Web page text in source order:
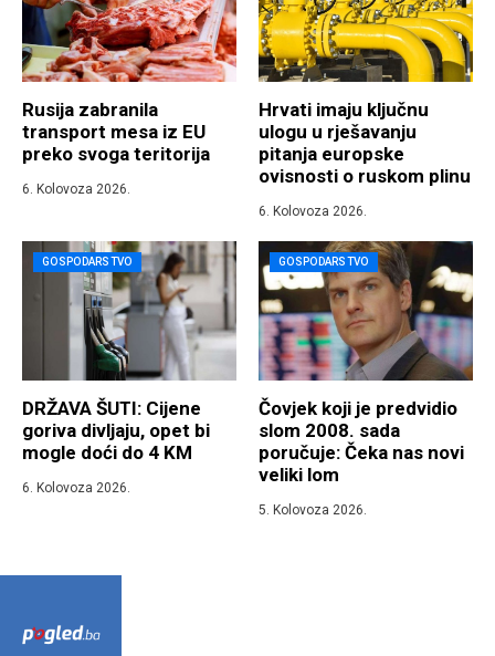
Rusija zabranila
transport mesa iz EU
preko svoga teritorija
6. Kolovoza 2026.
Hrvati imaju ključnu
ulogu u rješavanju
pitanja europske
ovisnosti o ruskom plinu
6. Kolovoza 2026.
GOSPODARSTVO
DRŽAVA ŠUTI: Cijene
goriva divljaju, opet bi
mogle doći do 4 KM
6. Kolovoza 2026.
GOSPODARSTVO
Čovjek koji je predvidio
slom 2008. sada
poručuje: Čeka nas novi
veliki lom
5. Kolovoza 2026.